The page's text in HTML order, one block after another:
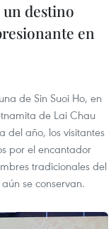
destino
en
de Sin Suoi Ho, en
de Lai Chau
del año, los visitantes
por el encantador
tradicionales del
se conservan.